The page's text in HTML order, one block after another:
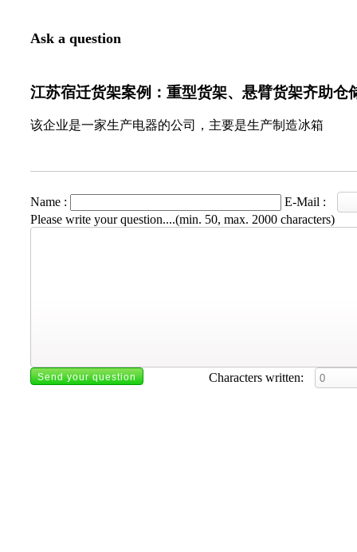
Ask a question
江苏宿迁货架案例：重型货架、悬臂货架齐助仓
该企业是一家生产电器的公司，主要是生产制造冰箱
Name :
E-Mail :
Please write your question....(min. 50, max. 2000 characters)
Characters written: